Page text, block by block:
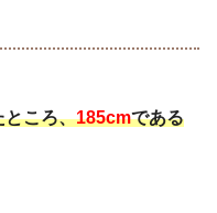
ところ、185cmである